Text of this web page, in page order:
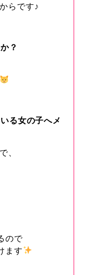
らです♪
？
る女の子へメ
、
ので
ます